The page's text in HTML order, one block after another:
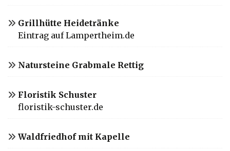
Grillhütte Heidetränke
Eintrag auf Lampertheim.de
Natursteine Grabmale Rettig
Floristik Schuster
floristik-schuster.de
Waldfriedhof mit Kapelle